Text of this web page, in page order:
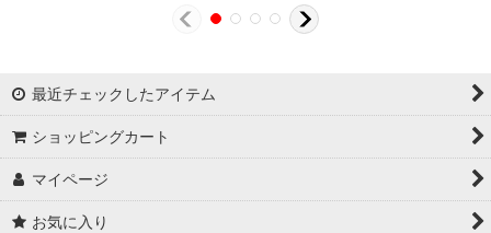
最近チェックしたアイテム
ショッピングカート
マイページ
お気に入り